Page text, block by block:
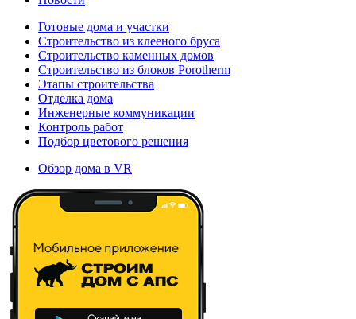
Готовые дома и участки
Строительство из клееного бруса
Строительство каменных домов
Строительство из блоков Porotherm
Этапы строительства
Отделка дома
Инженерные коммуникации
Контроль работ
Подбор цветового решения
Обзор дома в VR